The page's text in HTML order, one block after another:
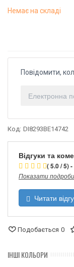
Немає на складі
Повідомити,
Код: DI8293BE14742
Відгуки та
( 5.0 / 5) -
Показати
Читати
Подобається 0
ІНШІ КОЛЬОРИ